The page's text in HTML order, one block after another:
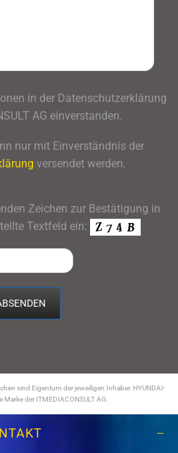
in der Datenschutzerklärung
AG einverstanden.
nur mit Einverständnis der
versendet werden.
Zeichen zur Bestätigung in
Textfeld ein:
sind Eigentum der jeweiligen Inhaber. HYUNDAI-
Marke der ITMEDIACONSULT AG.